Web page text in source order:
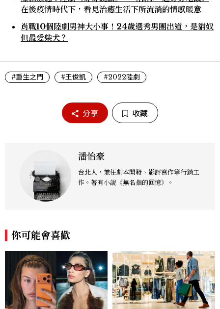
在後疫情時代下，看見治癒生活下所流淌的情感暖意
肖戰10個陸劇男神大小事！24歲選秀男團出道，是貓奴
但最愛柴犬？
#重生之門 #王俊凱 #2022陸劇
分享 收藏
潘怡豪
台北人，兼任劇本開發、影評寫作等行銷工
作。著有小說《無名指的回憶》。
你可能會喜歡